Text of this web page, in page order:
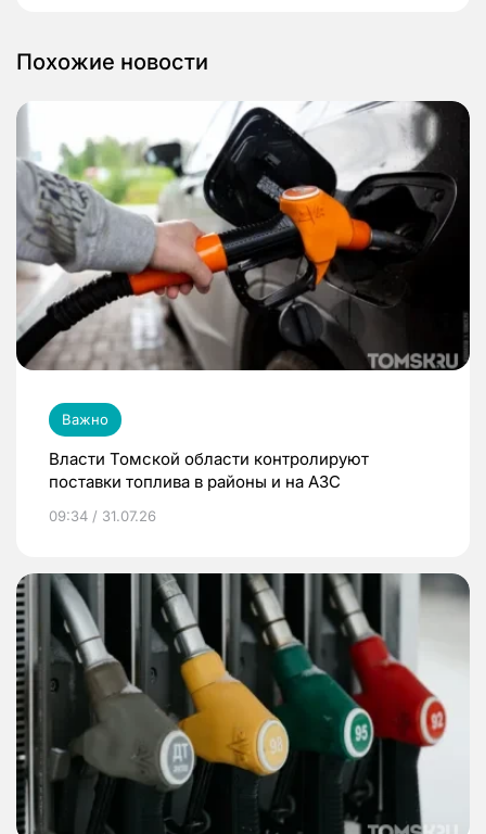
Похожие новости
Важно
Власти Томской области контролируют
поставки топлива в районы и на АЗС
09:34 / 31.07.26